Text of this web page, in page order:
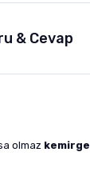
& Cevap
olmaz